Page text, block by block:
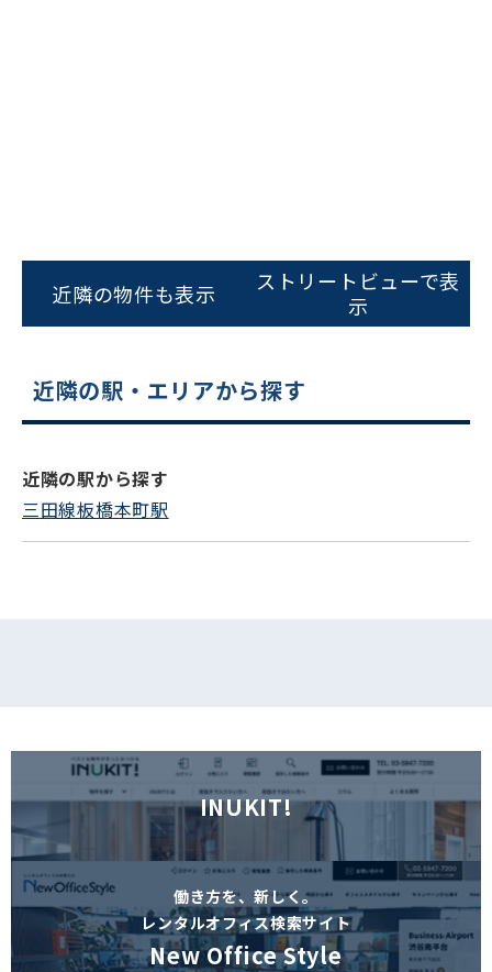
をお伝えいただくと
スムーズにご案内できます
平日 9:00〜18:00
近隣の物件も表示
ストリートビューで表
示
近隣の駅・エリアから探す
近隣の駅から探す
三田線板橋本町駅
INUKIT!
働き方を、新しく。
レンタルオフィス検索サイト
New Office Style